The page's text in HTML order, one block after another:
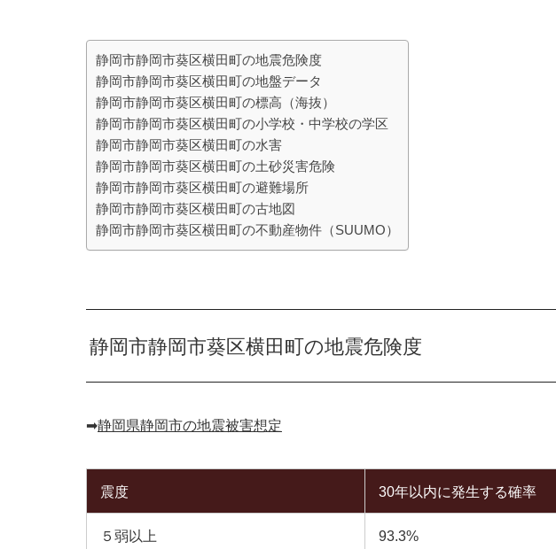
静岡市静岡市葵区横田町の地震危険度
静岡市静岡市葵区横田町の地盤データ
静岡市静岡市葵区横田町の標高（海抜）
静岡市静岡市葵区横田町の小学校・中学校の学区
静岡市静岡市葵区横田町の水害
静岡市静岡市葵区横田町の土砂災害危険
静岡市静岡市葵区横田町の避難場所
静岡市静岡市葵区横田町の古地図
静岡市静岡市葵区横田町の不動産物件（SUUMO）
静岡市静岡市葵区横田町の地震危険度
➡︎静岡県静岡市の地震被害想定
震度 30年以内に発生する確率
５弱以上 93.3%